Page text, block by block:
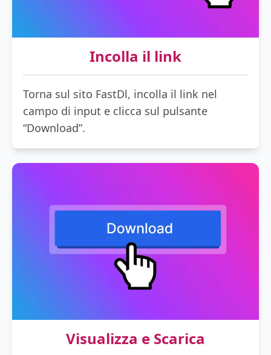
Incolla il link
Torna sul sito FastDl, incolla il link nel
campo di input e clicca sul pulsante
“Download”.
Visualizza e Scarica